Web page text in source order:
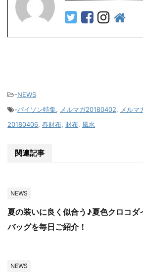
-NEWS
-パイソン特集, メルマガ20180402, メルマ
20180406, 春財布, 財布, 風水
関連記事
NEWS
夏の装いに良く似合う♪夏色クロコダ
バッグを毎日ご紹介！
NEWS